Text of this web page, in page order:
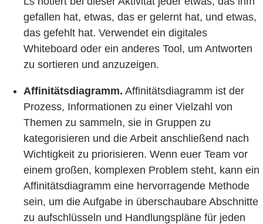
gefallen hat, etwas, das er gelernt hat, und etwas,
das gefehlt hat. Verwendet ein digitales
Whiteboard oder ein anderes Tool, um Antworten
zu sortieren und anzuzeigen.
Affinitätsdiagramm. Affinitätsdiagramm ist der
Prozess, Informationen zu einer Vielzahl von
Themen zu sammeln, sie in Gruppen zu
kategorisieren und die Arbeit anschließend nach
Wichtigkeit zu priorisieren. Wenn euer Team vor
einem großen, komplexen Problem steht, kann ein
Affinitätsdiagramm eine hervorragende Methode
sein, um die Aufgabe in überschaubare Abschnitte
zu aufschlüsseln und Handlungspläne für jeden